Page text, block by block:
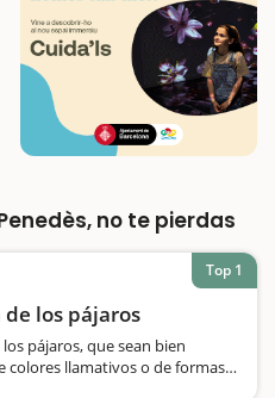
no te pierdas
de los pájaros
pájaros, que sean bien
colores llamativos o de formas
Top 1